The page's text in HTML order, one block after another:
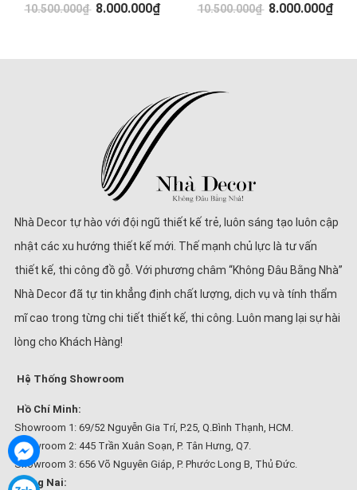
10.500.000₫ 8.000.000₫
10.500.000₫ 8.000.000₫
Nhà Decor tự hào với đội ngũ thiết kế trẻ, luôn sáng tạo luôn cập
nhật các xu hướng thiết kế mới. Thế mạnh chủ lực là tư vấn
thiết kế, thi công đồ gỗ. Với phương châm “Không Đâu Bằng Nhà”
Nhà Decor đã tự tin khẳng định chất lượng, dịch vụ và tính thẩm
mĩ cao trong từng chi tiết thiết kế, thi công. Luôn mang lại sự hài
lòng cho Khách Hàng!
Hệ Thống Showroom
Hồ Chí Minh:
Showroom 1: 69/52 Nguyễn Gia Trí, P.25, Q.Bình Thạnh, HCM.
Showroom 2: 445 Trần Xuân Soạn, P. Tân Hưng, Q7.
Showroom 3: 656 Võ Nguyên Giáp, P. Phước Long B, Thủ Đức.
Đồng Nai: